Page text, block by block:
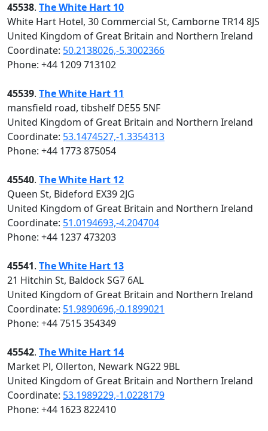
45538. The White Hart 10
White Hart Hotel, 30 Commercial St, Camborne TR14 8JS
United Kingdom of Great Britain and Northern Ireland
Coordinate: 50.2138026,-5.3002366
Phone: +44 1209 713102
45539. The White Hart 11
mansfield road, tibshelf DE55 5NF
United Kingdom of Great Britain and Northern Ireland
Coordinate: 53.1474527,-1.3354313
Phone: +44 1773 875054
45540. The White Hart 12
Queen St, Bideford EX39 2JG
United Kingdom of Great Britain and Northern Ireland
Coordinate: 51.0194693,-4.204704
Phone: +44 1237 473203
45541. The White Hart 13
21 Hitchin St, Baldock SG7 6AL
United Kingdom of Great Britain and Northern Ireland
Coordinate: 51.9890696,-0.1899021
Phone: +44 7515 354349
45542. The White Hart 14
Market Pl, Ollerton, Newark NG22 9BL
United Kingdom of Great Britain and Northern Ireland
Coordinate: 53.1989229,-1.0228179
Phone: +44 1623 822410